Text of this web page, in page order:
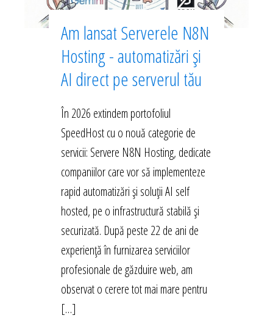
Am lansat Serverele N8N
Hosting - automatizări și
AI direct pe serverul tău
În 2026 extindem portofoliul
SpeedHost cu o nouă categorie de
servicii: Servere N8N Hosting, dedicate
companiilor care vor să implementeze
rapid automatizări și soluții AI self
hosted, pe o infrastructură stabilă și
securizată. După peste 22 de ani de
experiență în furnizarea serviciilor
profesionale de găzduire web, am
observat o cerere tot mai mare pentru
[…]